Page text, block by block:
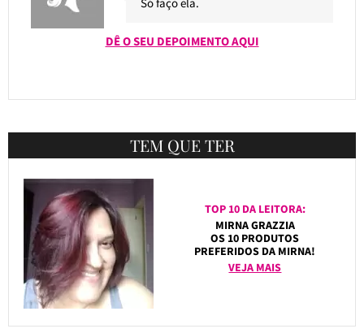
DÊ O SEU DEPOIMENTO AQUI
TEM QUE TER
TOP 10 DA LEITORA:
MIRNA GRAZZIA
OS 10 PRODUTOS
PREFERIDOS DA MIRNA!
VEJA MAIS